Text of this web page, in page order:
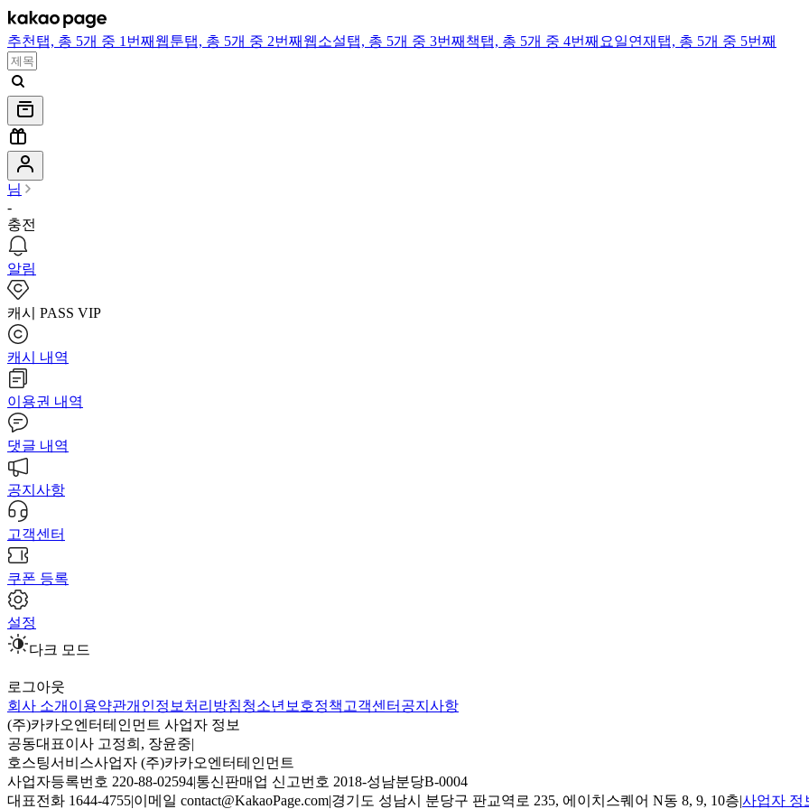
추천 탭, 총 5개 중 1번째 웹툰탭, 총 5개 중 2번째 웹소설탭, 총 5개 중 3번째 책탭, 총 5개 중 4번째 요일연재 탭, 총 5개 중 5번째
님
-
충전
알림
캐시 PASS VIP
캐시 내역
이용권 내역
댓글 내역
공지사항
고객센터
쿠폰 등록
설정
다크 모드
로그아웃
회사 소개 이용약관개인정보처리방침청소년보호정책 고객센터 공지사항
(주)카카오엔터테인먼트 사업자 정보
공동대표이사 고정희, 장윤중|
호스팅서비스사업자 (주)카카오엔터테인먼트
사업자등록번호 220-88-02594|통신판매업 신고번호 2018-성남분당B-0004
대표전화 1644-4755|이메일 contact@KakaoPage.com|경기도 성남시 분당구 판교역로 235, 에이치스퀘어 N동 8, 9, 10층|사업자 정